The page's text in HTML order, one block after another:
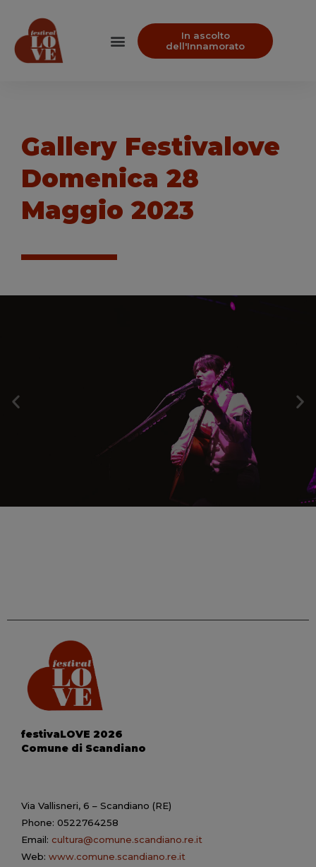
In ascolto
dell'Innamorato
Gallery Festivalove
Domenica 28
Maggio 2023
festivaLOVE 2026
Comune di Scandiano
Via Vallisneri, 6 – Scandiano (RE)
Phone: 0522764258
Email: cultura@comune.scandiano.re.it
Web: www.comune.scandiano.re.it